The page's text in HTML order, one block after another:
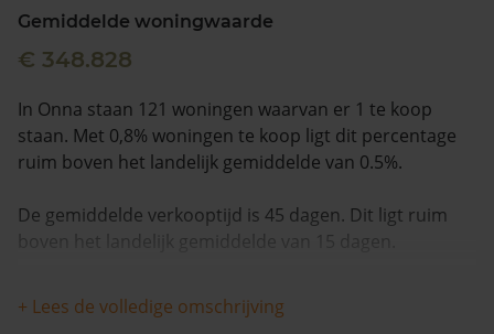
Maandag t/m vrijdag - 08:00 -18:00
Gemiddelde woningwaarde
€ 348.828
In Onna staan 121 woningen waarvan er 1 te koop
staan. Met 0,8% woningen te koop ligt dit percentage
ruim boven het landelijk gemiddelde van 0.5%.
De gemiddelde verkooptijd is 45 dagen. Dit ligt ruim
boven het landelijk gemiddelde van 15 dagen.
De gemiddelde huizenprijs is €399.000. De gemiddelde
vraagprijs is €399.000. In de afgelopen 12 maanden is
+ Lees de volledige omschrijving